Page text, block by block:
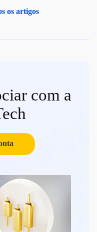
os artigos
com a